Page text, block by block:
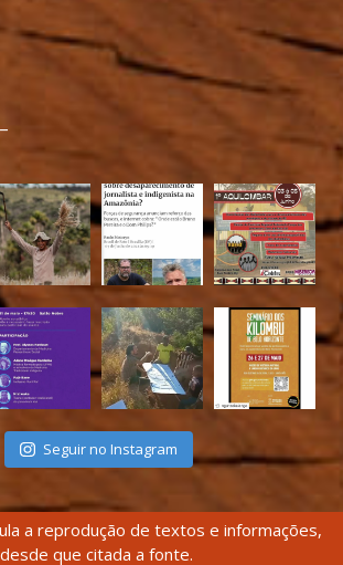
Seguir no Instagram
a reprodução de textos e informações,
desde que citada a fonte.